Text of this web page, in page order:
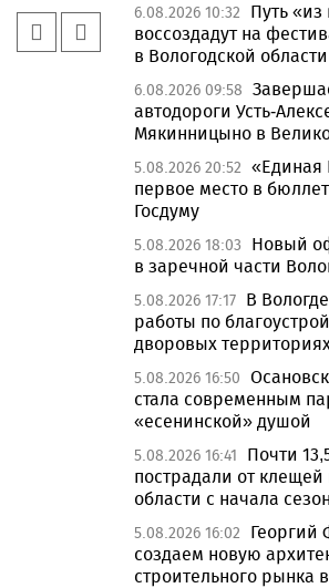
6.08.2026 10:32
Путь
воссоздадут на
в Вологодской области
6.08.2026 09:58
автодороги Усть-
Мякинницыно в
5.08.2026 20:52 «Единая
первое место в
Госдуму
5.08.2026 18:03
Новый
в заречной части
5.08.2026 17:17 В
работы по
дворовых
5.08.2026 16:50
стала современным
«есенинской» душой
5.08.2026 16:41
Почти
пострадали от клещей
области с начала
5.08.2026 16:02
создаем новую
строительного рынка